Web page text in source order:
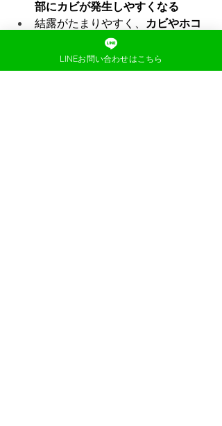
部にカビが発生しやすくなる
結露がたまりやすく、
カビやホコ
リが付着しやすい
フィルターや熱交換器に汚れが溜
まると、冷房の効きが悪くなる
LINEお問い合わせはこちら